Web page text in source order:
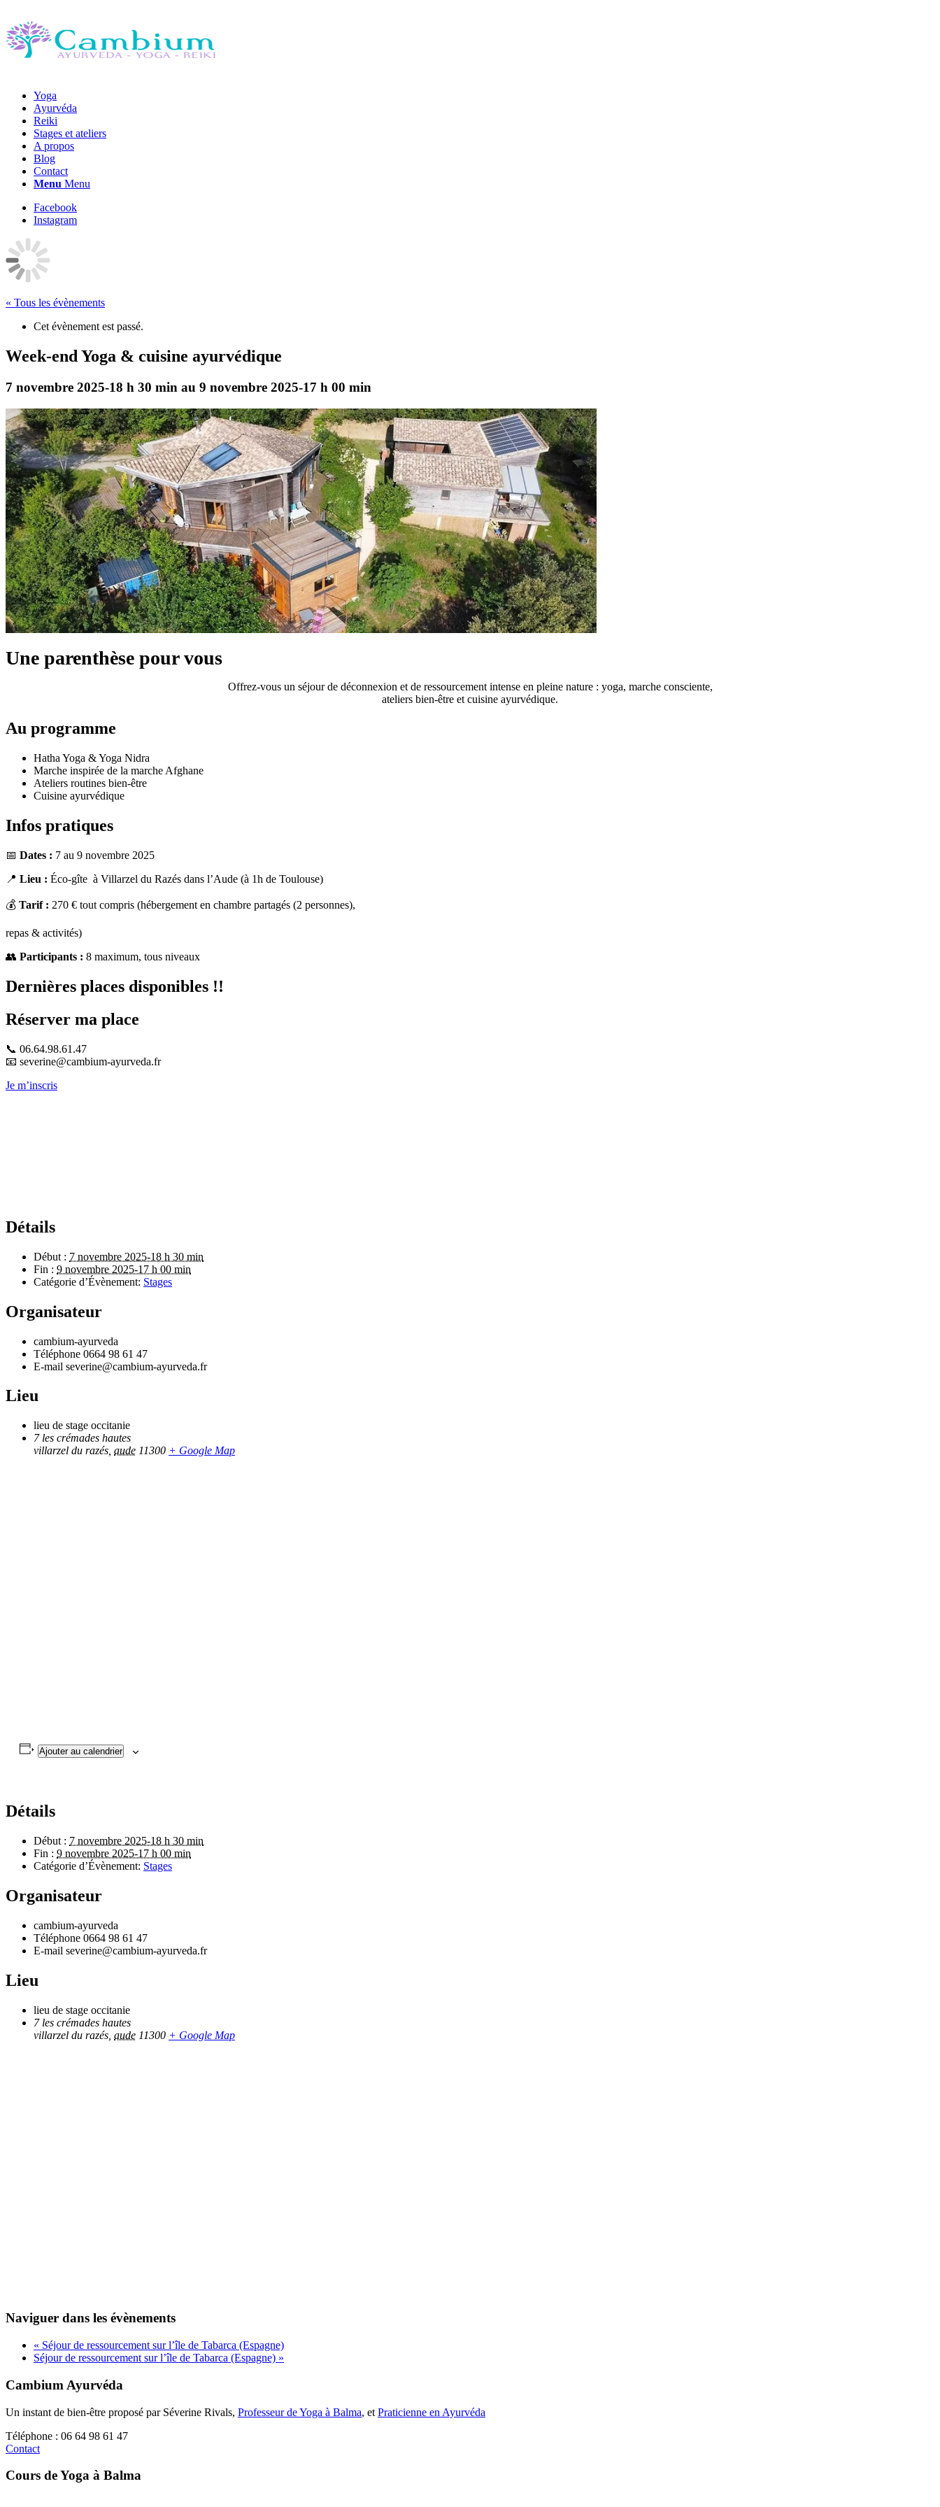
Yoga
Ayurvéda
Reiki
Stages et ateliers
A propos
Blog
Contact
Menu Menu
Facebook
Instagram
« Tous les évènements
Cet évènement est passé.
Week-end Yoga & cuisine ayurvédique
7 novembre 2025-18 h 30 min au 9 novembre 2025-17 h 00 min
Une parenthèse pour vous
Offrez-vous un séjour de déconnexion et de ressourcement intense en pleine nature : yoga, marche consciente,
ateliers bien-être et cuisine ayurvédique.
Au programme
Hatha Yoga & Yoga Nidra
Marche inspirée de la marche Afghane
Ateliers routines bien-être
Cuisine ayurvédique
Infos pratiques
📅 Dates : 7 au 9 novembre 2025
📍 Lieu : Éco-gîte à Villarzel du Razés dans l’Aude (à 1h de Toulouse)
💰 Tarif : 270 € tout compris (hébergement en chambre partagés (2 personnes),
repas & activités)
👥 Participants : 8 maximum, tous niveaux
Dernières places disponibles !!
Réserver ma place
📞 06.64.98.61.47
📧 severine@cambium-ayurveda.fr
Je m’inscris
Détails
Début : 7 novembre 2025-18 h 30 min
Fin : 9 novembre 2025-17 h 00 min
Catégorie d’Évènement: Stages
Organisateur
cambium-ayurveda
Téléphone 0664 98 61 47
E-mail severine@cambium-ayurveda.fr
Lieu
lieu de stage occitanie
7 les crémades hautes
villarzel du razés aude 11300 + Google Map
Ajouter au calendrier
Détails
Début : 7 novembre 2025-18 h 30 min
Fin : 9 novembre 2025-17 h 00 min
Catégorie d’Évènement: Stages
Organisateur
cambium-ayurveda
Téléphone 0664 98 61 47
E-mail severine@cambium-ayurveda.fr
Lieu
lieu de stage occitanie
7 les crémades hautes
villarzel du razés aude 11300 + Google Map
Naviguer dans les évènements
« Séjour de ressourcement sur l’île de Tabarca (Espagne)
Séjour de ressourcement sur l’île de Tabarca (Espagne) »
Cambium Ayurvéda
Un instant de bien-être proposé par Séverine Rivals, Professeur de Yoga à Balma, et Praticienne en Ayurvéda
Téléphone : 06 64 98 61 47
Contact
Cours de Yoga à Balma